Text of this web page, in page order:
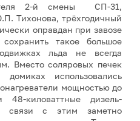
2-й смены СП-31,
Тихонова, трёхгодичный
оправдан при завозе
такое большое
льда не всегда
Вместо соляровых печек
использовались
мощностью до
киловаттные дизель-
связи с этим заметно